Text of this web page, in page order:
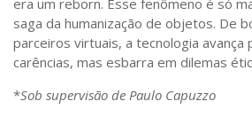
saga da humanização de objetos. De
parceiros virtuais, a tecnologia avança
carências, mas esbarra em dilemas
*Sob supervisão de Paulo Capuzzo